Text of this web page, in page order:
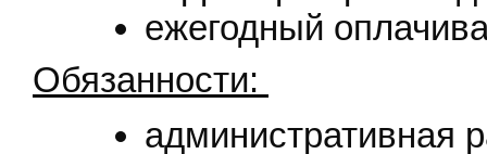
ежегодный
Обязанности:
административная